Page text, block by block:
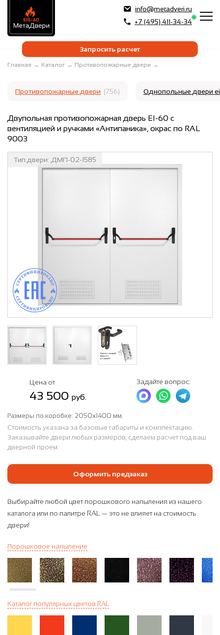
info@metadveri.ru
+7 (495) 411-34-34
Запросить расчет
Главная → Каталог → Противопожарные двери →
Противопожарные двери (756) Однопольные двери
Двупольная противопожарная дверь EI-60 с
вентиляцией и ручками «Антипаника», окрас по RAL
9003
Тип двери: ДМП-02-1585
Цена от
43 500 руб.
Задайте вопрос:
Размеры по коробке: 2050х1400 мм.
Стоимость указана за базовые габариты и комплектацию.
Заказывайте двери любых размеров, сделаем расчет под ваш
дверной проем.
Оформить предзаказ
Выбирайте любой цвет порошкового напыления из нашего
каталога или по палитре RAL — это не влияет на стоимость
двери!
Порошковое напыление
Каталог популярных цветов RAL